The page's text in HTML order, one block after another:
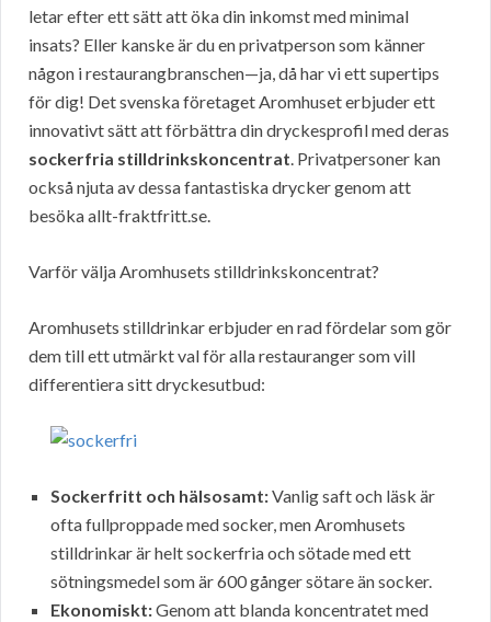
letar efter ett sätt att öka din inkomst med minimal
insats? Eller kanske är du en privatperson som känner
någon i restaurangbranschen—ja, då har vi ett supertips
för dig! Det svenska företaget Aromhuset erbjuder ett
innovativt sätt att förbättra din dryckesprofil med deras
sockerfria stilldrinkskoncentrat. Privatpersoner kan
också njuta av dessa fantastiska drycker genom att
besöka allt-fraktfritt.se.
Varför välja Aromhusets stilldrinkskoncentrat?
Aromhusets stilldrinkar erbjuder en rad fördelar som gör
dem till ett utmärkt val för alla restauranger som vill
differentiera sitt dryckesutbud:
Sockerfritt och hälsosamt:Vanlig saft och läsk är
ofta fullproppade med socker, men Aromhusets
stilldrinkar är helt sockerfria och sötade med ett
sötningsmedel som är 600 gånger sötare än socker.
Ekonomiskt:Genom att blanda koncentratet med